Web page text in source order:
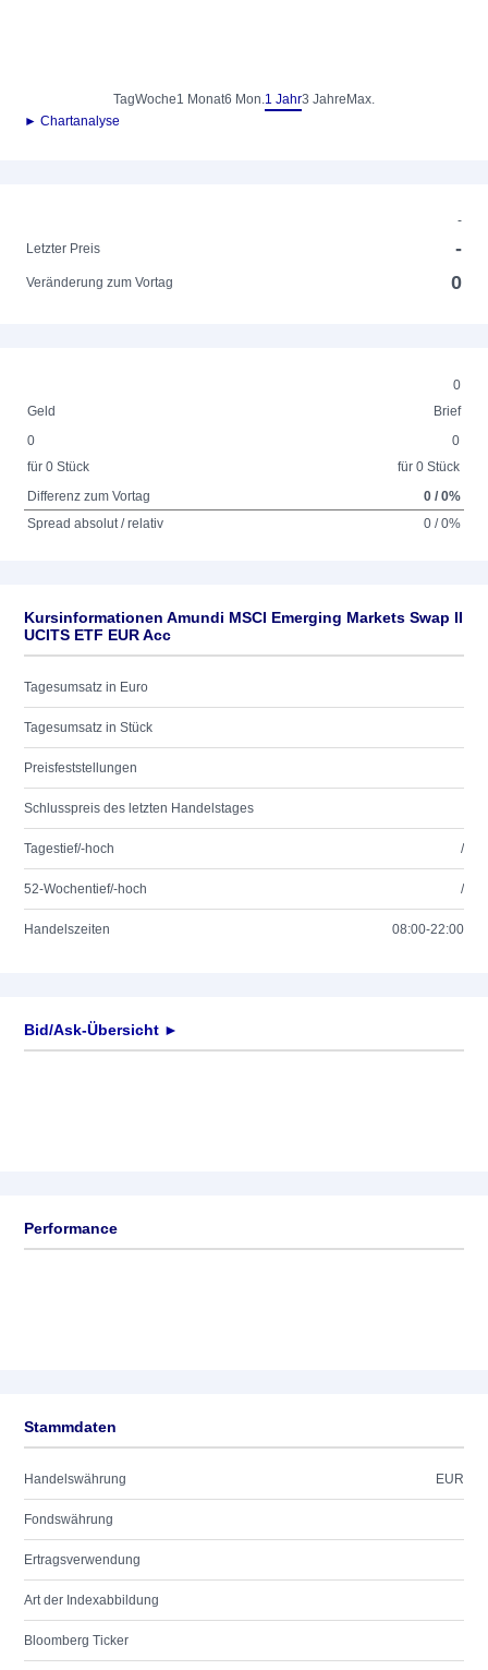
TagWoche1 Monat6 Mon.1 Jahr3 Jahre Max.
► Chartanalyse
-
Letzter Preis
-
Veränderung zum Vortag 0
0
Geld
Brief
0
für 0 Stück
0
für 0 Stück
Differenz zum Vortag
0 / 0%
Spread absolut / relativ
0 / 0%
Kursinformationen Amundi MSCI Emerging Markets Swap II
UCITS ETF EUR Acc
Tagesumsatz in Euro
Tagesumsatz in Stück
Preisfeststellungen
Schlusspreis des letzten Handelstages
Tagestief/-hoch /
52-Wochentief/-hoch /
Handelszeiten 08:00-22:00
Bid/Ask-Übersicht ►
Performance
Stammdaten
Handelswährung EUR
Fondswährung
Ertragsverwendung
Art der Indexabbildung
Bloomberg Ticker